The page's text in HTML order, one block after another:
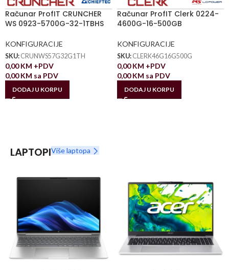
Računar ProfIT CRUNCHER
WS 0923-5700G-32-1TBHS
KONFIGURACIJE
SKU: CRUNWS57G32G1TH
0,00KM +PDV
0,00KM sa PDV
DODAJ U KORPU
Računar ProfIT Clerk 0224-
4600G-16-500GB
KONFIGURACIJE
SKU: CLERK46G16G500G
0,00KM +PDV
0,00KM sa PDV
DODAJ U KORPU
LAPTOPIViše laptopa